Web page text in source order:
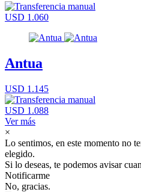
USD 1.060
Antua
USD 1.145
USD 1.088
Ver más
×
Lo sentimos, en este momento no
elegido.
Si lo deseas, te podemos avisar
Notificarme
No, gracias.